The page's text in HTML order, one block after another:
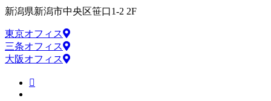
新潟県新潟市中央区笹口1-2 2F
東京オフィス
三条オフィス
大阪オフィス